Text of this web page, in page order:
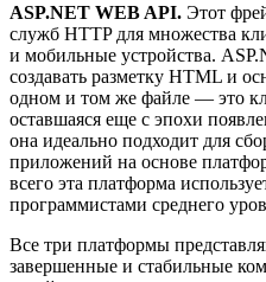
ASP.NET WEB API. Этот
служб HTTP для множества
и мобильные устройства.
создавать разметку HTML и
одном и том же файле — это
оставшаяся еще с эпохи
она идеально подходит для
приложений на основе
всего эта платформа
программистами среднего
Все три платформы
завершенные и стабильные